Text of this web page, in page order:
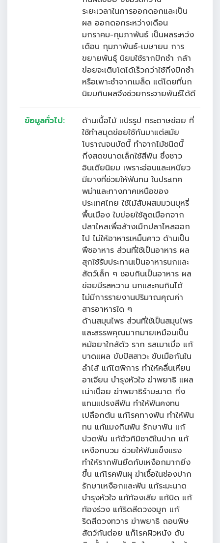
ระยะเวลาในการออกดอกและเป็น
ผล ออกดอกระหว่างเดือน
มกราคม-กุมภาพันธ์ เป็นผลระหว่ง
เดือน กุมภาพันธ์-เมษายน การ
ขยายพันธุ์ นิยมใช้รากปักชำ กล้า
ข่อยจะเติบโตได้เร็วกว่าใช้กิ่งปักชำ
หรือเพาะชำจากเมล็ด แต่โดยที่นก
นิยมกินผลจึงช่วยกระจายพันธ์ได้ดี
ข้อมูลทั่วไป:
ด้านเนื้อไม้ แปรรูป กระดาษข่อย ที่
ใช้ทำสมุดข่อยใชักันมาแต่สมัย
โบราณจนบัดนี้ ทำจากไม้ชนิดนี้
กิ่งสดขนาดเล็กใช้สีฟัน ซึ่งชาว
อินเดียนิยม เพราะอ่อนและเหนียว
มียางที่ช่วยให้ฟันทน ในประเทศ
พม่าและทางภาคเหนือของ
ประเทศไทย ใช้ไม้สับผสมมวนบุหรี่
พื้นเมือง ใบข่อยใช้ลูดเมือกจาก
ปลาไหลเพื่อล้างเมืกปลาไหลออก
ไป ไม่ให้อาหารเหม็นคาว ด้านเป็น
พืชอาหาร ส่วนที่ใช้เป็นอาหาร ผล
สุกใช้รับประทานเป็นอาหารนกและ
สัตว์เล็ก ๆ ชอบกินเป็นอาหาร ผล
ข่อยมีรสหวาน นกและคนกินได้
ไม่มีการรายงานปริมาณคุณค่า
สารอาหารใด ๆ
ด้านสมุนไพร ส่วนที่ใช้เป็นสมุนไพร
และสรรพคุณมากมายเหมือนเป็น
หม้อยาใกล้ตัว ราก รสเมาเบื่อ แก้
บาดแผล ขับปัสสาวะ ขับเมือกันใน
ลำไส้ แก้ไตพิการ ทำให้คลื่นเหียน
อาเจียน บำรุงหัวใจ ฆ่าพยาธิ แผล
เน่าเปื่อย ฆ่าพยาธิรำมะนาด กิ่ง
แทนแปรงสีฟัน ทำให้ฟันคงทน
เปลือกต้น แก้โรคทางฟัน ทำให้ฟัน
ทน แก้แมงกินฟัน รักษาฟัน แก้
ปวดฟัน แก้ตัวกิมิชาติในปาก แก้
เหงือกบวม ช่วยให้ฟันแข็งแรง
ทำให้รากฟันยึดกับเหงือกมากยิ่ง
ขึ้น แก้โรคฟันผุ ฆ่าเชื้อในช่องปาก
รักษาเหงือกและฟัน แก้ระมะนาด
บำรุงหัวใจ แก้ท้องเสีย แก้บิด แก้
ท้องร่วง แก้ริดสีดวงจมูก แก้
ริดสีดวงทวาร ฆ่าพยาธิ ถอนพิษ
สัตว์กันต่อย แก็โรคผิวหนัง ดับ